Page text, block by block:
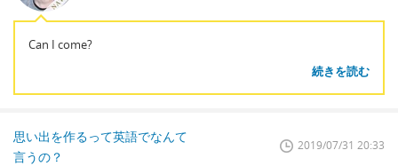
Can I come?
続きを読む
思い出を作るって英語でなんて
言うの？
2019/07/31 20:33